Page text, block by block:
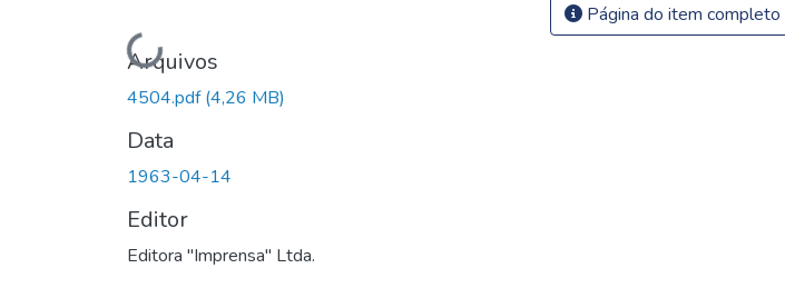
Carregando...
Arquivos
4504.pdf(4,26 MB)
Data
1963-04-14
Editor
Editora "Imprensa" Ltda.
Página do item completo